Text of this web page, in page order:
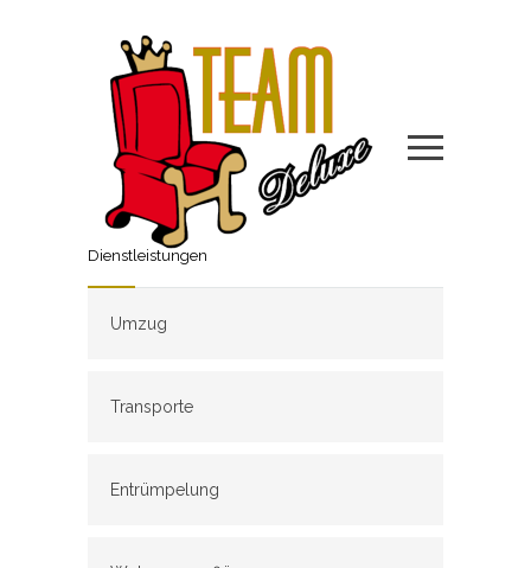
Dienstleistungen
Umzug
Transporte
Entrümpelung